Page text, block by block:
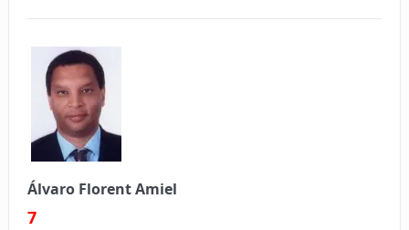
Álvaro Florent Amiel
7